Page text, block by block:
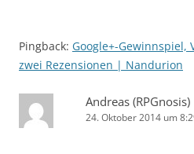
Pingback: Google+-Gewinnspiel,
zwei Rezensionen | Nandurion
Andreas (RPGnosis)
24. Oktober 2014 um